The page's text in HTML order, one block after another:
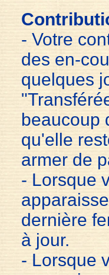
- Votre
des en-
quelques
beaucoup
qu'elle
armer de
- Lorsque
dernière
à jour.
- Lorsque